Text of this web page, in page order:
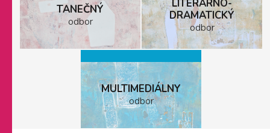
TANEČNÝ
odbor
LITERÁRNO-
DRAMATICKÝ
odbor
MULTIMEDIÁLNY
odbor